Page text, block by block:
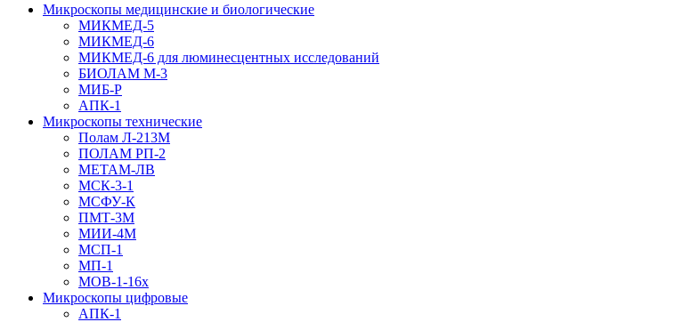
Микроскопы медицинские и биологические
МИКМЕД-5
МИКМЕД-6
МИКМЕД-6 для люминесцентных исследований
БИОЛАМ М-3
МИБ-Р
АПК-1
Микроскопы технические
Полам Л-213М
ПОЛАМ РП-2
МЕТАМ-ЛВ
МСК-3-1
МСФУ-К
ПМТ-3М
МИИ-4М
МСП-1
МП-1
МОВ-1-16х
Микроскопы цифровые
АПК-1